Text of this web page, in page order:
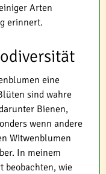
Arten
erinnert.
eine
sind wahre
Bienen,
wenn andere
Witwenblumen
In meinem
beobachten, wie